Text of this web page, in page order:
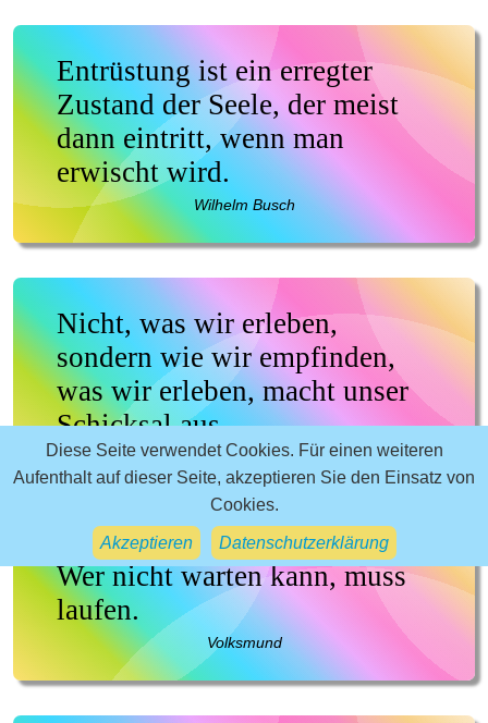
Diese Seite verwendet Cookies. Für einen weiteren
Aufenthalt auf dieser Seite, akzeptieren Sie den Einsatz von
Cookies.
Akzeptieren Datenschutzerklärung
Entrüstung ist ein erregter
Zustand der Seele, der meist
dann eintritt, wenn man
erwischt wird.
Wilhelm Busch
Nicht, was wir erleben,
sondern wie wir empfinden,
was wir erleben, macht unser
Schicksal aus.
Marie von Ebner-Eschenbach
Wer nicht warten kann, muss
laufen.
Volksmund